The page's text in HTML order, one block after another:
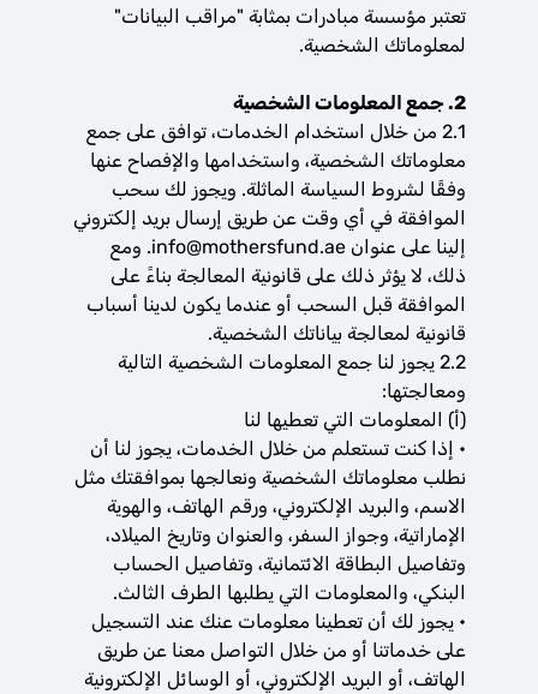
تعتبر مؤسسة مبادرات بمثابة "مراقب البيانات"
لمعلوماتك الشخصية.
2. جمع المعلومات الشخصية
2.1 من خلال استخدام الخدمات، توافق على جمع
معلوماتك الشخصية، واستخدامها والإفصاح عنها
وفقًا لشروط السياسة الماثلة. ويجوز لك سحب
الموافقة في أي وقت عن طريق إرسال بريد إلكتروني
إلينا على عنوان info@mothersfund.ae. ومع
ذلك، لا يؤثر ذلك على قانونية المعالجة بناءً على
الموافقة قبل السحب أو عندما يكون لدينا أسباب
قانونية لمعالجة بياناتك الشخصية.
2.2 يجوز لنا جمع المعلومات الشخصية التالية
ومعالجتها:
(‌أ) ‌المعلومات التي تعطيها لنا
• إذا كنت تستعلم من خلال الخدمات، يجوز لنا أن
نطلب معلوماتك الشخصية ونعالجها بموافقتك مثل
الاسم، والبريد الإلكتروني، ورقم الهاتف، والهوية
الإماراتية، وجواز السفر، والعنوان وتاريخ الميلاد،
وتفاصيل البطاقة الائتمانية، وتفاصيل الحساب
البنكي، والمعلومات التي يطلبها الطرف الثالث.
• يجوز لك أن تعطينا معلومات عنك عند التسجيل
على خدماتنا أو من خلال التواصل معنا عن طريق
الهاتف، أو البريد الإلكتروني، أو الوسائل الإلكترونية